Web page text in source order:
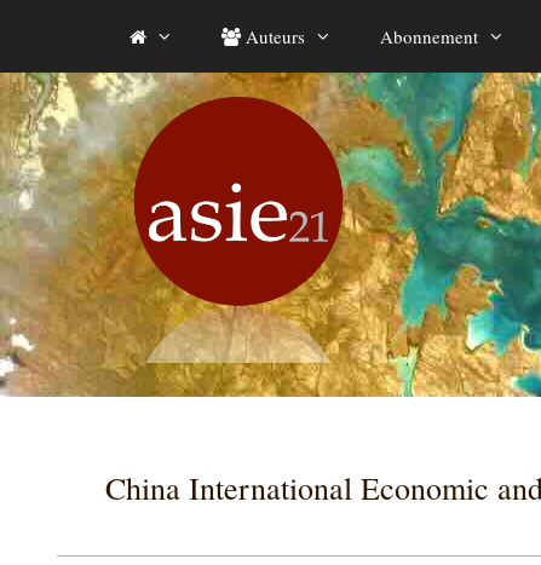
contenu
Auteurs Abonnement
China International Economic